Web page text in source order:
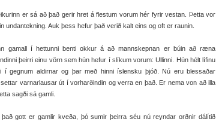
er sá að það gerir hret á flestum vorum hér fyrir vestan. Þetta vor
undantekning. Auk þess hefur það verið kalt eins og oft er raunin.
gamall í hettunni benti okkur á að mannskepnan er búin að ræna
þeirri einu vörn sem hún hefur í slíkum vorum: Ullinni. Hún hélt lífinu
í gegnum aldirnar og þar með hinni íslensku þjóð. Nú eru blessaðar
varnarlausar út í vorharðindin og verra en það. Er nema von að illa
sagði sá gamli.
gott er gamlir kveða, þó sumir þeirra séu nú reyndar orðnir dálítið